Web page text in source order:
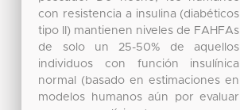
con resistencia a insulina (diabéticos
tipo II) mantienen niveles de FAHFAs
de solo un 25-50% de aquellos
individuos con función insulínica
normal (basado en estimaciones en
modelos humanos aún por evaluar